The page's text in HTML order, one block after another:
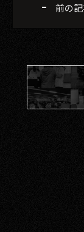
前の